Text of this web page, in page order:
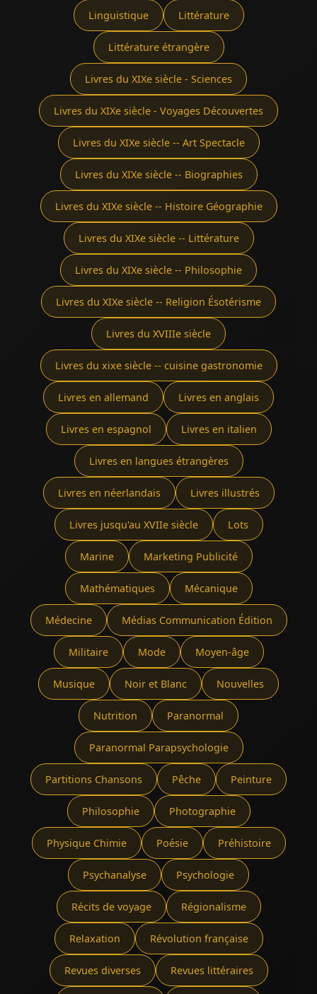
Linguistique Littérature
Littérature étrangère
Livres du XIXe siècle - Sciences
Livres du XIXe siècle - Voyages Découvertes
Livres du XIXe siècle -- Art Spectacle
Livres du XIXe siècle -- Biographies
Livres du XIXe siècle -- Histoire Géographie
Livres du XIXe siècle -- Littérature
Livres du XIXe siècle -- Philosophie
Livres du XIXe siècle -- Religion Ésotérisme
Livres du XVIIIe siècle
Livres du xixe siècle -- cuisine gastronomie
Livres en allemand Livres en anglais
Livres en espagnol Livres en italien
Livres en langues étrangères
Livres en néerlandais Livres illustrés
Livres jusqu'au XVIIe siècle Lots
Marine Marketing Publicité
Mathématiques Mécanique
Médecine Médias Communication Édition
Militaire Mode Moyen-âge
Musique Noir et Blanc Nouvelles
Nutrition Paranormal
Paranormal Parapsychologie
Partitions Chansons Pêche Peinture
Philosophie Photographie
Physique Chimie Poésie Préhistoire
Psychanalyse Psychologie
Récits de voyage Régionalisme
Relaxation Révolution française
Revues diverses Revues littéraires